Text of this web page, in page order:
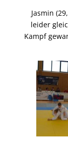
Jasmin
leider
Kampf